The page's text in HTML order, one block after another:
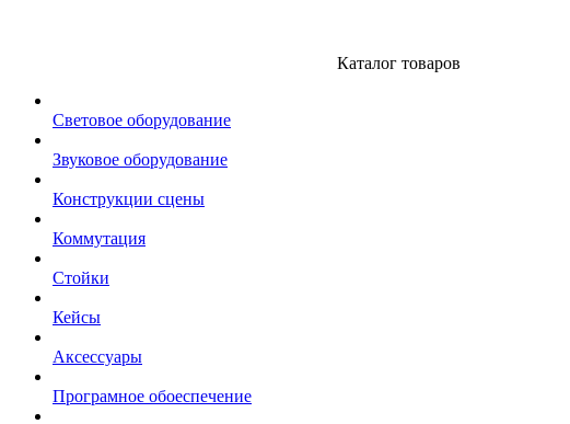
Каталог товаров
Световое оборудование
Звуковое оборудование
Конструкции сцены
Коммутация
Стойки
Кейсы
Аксессуары
Програмное обоеспечение